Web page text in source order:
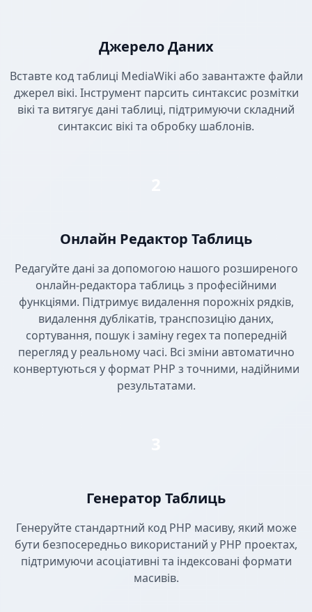
Джерело Даних
Вставте код таблиці MediaWiki або завантажте файли
джерел вікі. Інструмент парсить синтаксис розмітки
вікі та витягує дані таблиці, підтримуючи складний
синтаксис вікі та обробку шаблонів.
Онлайн Редактор Таблиць
Редагуйте дані за допомогою нашого розширеного
онлайн-редактора таблиць з професійними
функціями. Підтримує видалення порожніх рядків,
видалення дублікатів, транспозицію даних,
сортування, пошук і заміну regex та попередній
перегляд у реальному часі. Всі зміни автоматично
конвертуються у формат PHP з точними, надійними
результатами.
Генератор Таблиць
Генеруйте стандартний код PHP масиву, який може
бути безпосередньо використаний у PHP проектах,
підтримуючи асоціативні та індексовані формати
масивів.